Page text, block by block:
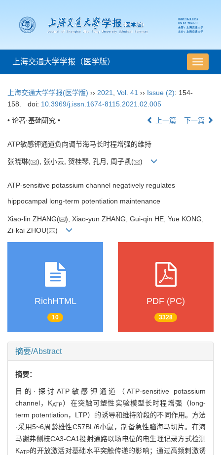
导
航
上海交通大学学报（医学版）
上海交通大学学报(医学版) ›› 2021 Vol. 41 ›› Issue (2): 154-
158.
doi: 10.3969/j.issn.1674-8115.2021.02.005
• 论著·基础研究 • 上一篇 下一篇
ATP敏感钾通道负向调节海马长时程增强的维持
张晓琳( ), 张小云, 贺桂琴, 孔月, 周子凯( )
ATP-sensitive potassium channel negatively regulates
hippocampal long-term potentiation maintenance
Xiao-lin ZHANG(
), Xiao-yun ZHANG, Gui-qin HE, Yue KONG,
Zi-kai ZHOU(
)
RichHTML
10
PDF (PC)
3328
摘要/Abstract
摘要：
目的·探讨ATP敏感钾通道（ATP-sensitive potassium
channel，KATP）在突触可塑性实验模型长时程增强（long-
term potentiation，LTP）的诱导和维持阶段的不同作用。方法
·采用5~6周龄雄性C57BL/6小鼠，制备急性脑海马切片。在海
马谢弗侧枝CA3-CA1投射通路以场电位的电生理记录方式检测
KATP的开放激活对基础水平突触传递的影响；通过高频刺激诱